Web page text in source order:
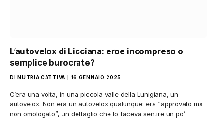
L’autovelox di Licciana: eroe incompreso o
semplice burocrate?
DI NUTRIA CATTIVA 16 GENNAIO 2025
C’era una volta, in una piccola valle della Lunigiana, un
autovelox. Non era un autovelox qualunque: era “approvato ma
non omologato”, un dettaglio che lo faceva sentire un po’